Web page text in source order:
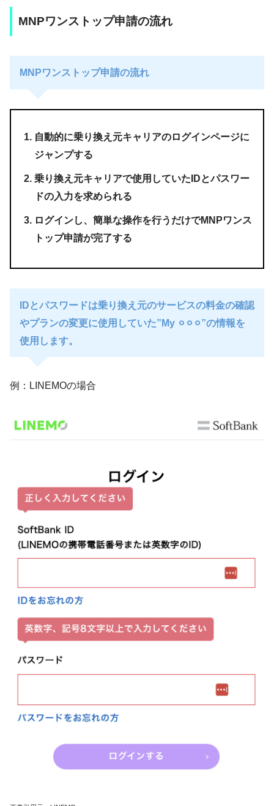
MNPワンストップ申請の流れ
MNPワンストップ申請の流れ
自動的に乗り換え元キャリアのログインページに
ジャンプする
乗り換え元キャリアで使用していたIDとパスワー
ドの入力を求められる
ログインし、簡単な操作を行うだけでMNPワンス
トップ申請が完了する
IDとパスワードは乗り換え元のサービスの料金の確認
やプランの変更に使用していた”My ⚪︎⚪︎⚪︎”の情報を
使用します。
例：LINEMOの場合